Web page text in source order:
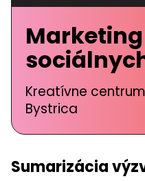
Kreatívne centrum
Bystrica
Sumarizácia